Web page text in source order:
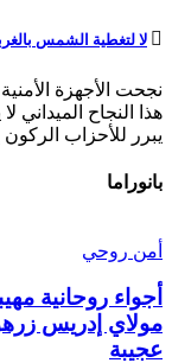
لا لتغطية الشمس
نجحت الأجهزة
هذا النجاح الميداني
يبرر للأحزاب
بانوراما
أمن روحي
أجواء روحانية
مولاي إدريس
عجيبة